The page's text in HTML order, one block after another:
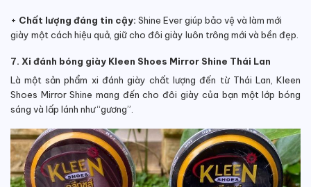
+ Chất lượng đáng tin cậy: Shine Ever giúp bảo vệ và làm mới
giày một cách hiệu quả, giữ cho đôi giày luôn trông mới và bền đẹp.
7. Xi đánh bóng giày Kleen Shoes Mirror Shine Thái Lan
Là một sản phẩm xi đánh giày chất lượng đến từ Thái Lan, Kleen
Shoes Mirror Shine mang đến cho đôi giày của bạn một lớp bóng
sáng và lấp lánh như “gương”.